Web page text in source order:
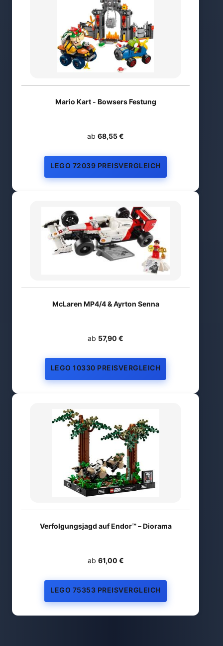
Mario Kart - Bowsers Festung
ab 68,55 €
LEGO 72039 PREISVERGLEICH
McLaren MP4/4 & Ayrton Senna
ab 57,90 €
LEGO 10330 PREISVERGLEICH
Verfolgungsjagd auf Endor™ – Diorama
ab 61,00 €
LEGO 75353 PREISVERGLEICH